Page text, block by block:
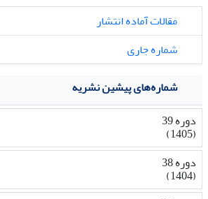
مقالات آماده انتشار
شماره جاری
شماره‌های پیشین نشریه
دوره 39
(1405)
دوره 38
(1404)